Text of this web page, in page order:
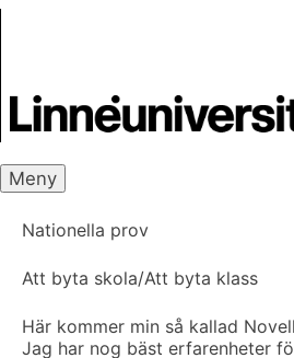
Meny
Nationella prov
Att byta skola/Att byta klass
Här kommer min så kallad
Jag har nog bäst erfarenheter